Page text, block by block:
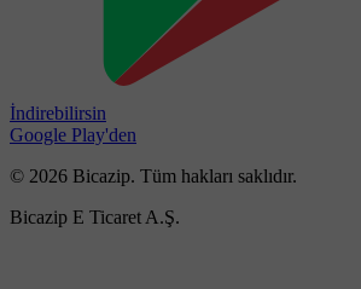
İndirebilirsin
Google Play'den
© 2026 Bicazip. Tüm hakları saklıdır.
Bicazip E Ticaret A.Ş.